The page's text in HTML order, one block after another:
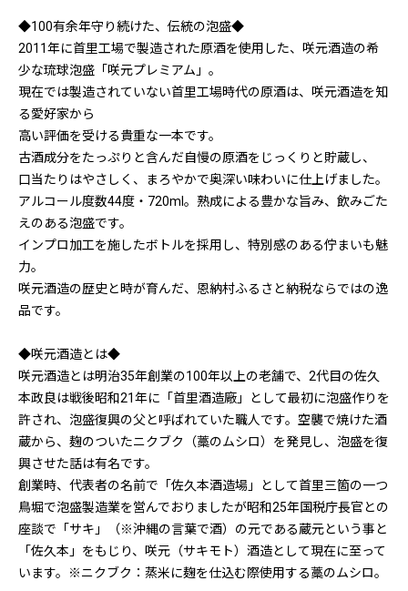
◆100有余年守り続けた、伝統の泡盛◆
2011年に首里工場で製造された原酒を使用した、咲元酒造の希
少な琉球泡盛「咲元プレミアム」。
現在では製造されていない首里工場時代の原酒は、咲元酒造を知
る愛好家から
高い評価を受ける貴重な一本です。
古酒成分をたっぷりと含んだ自慢の原酒をじっくりと貯蔵し、
口当たりはやさしく、まろやかで奥深い味わいに仕上げました。
アルコール度数44度・720ml。熟成による豊かな旨み、飲みごた
えのある泡盛です。
インプロ加工を施したボトルを採用し、特別感のある佇まいも魅
力。
咲元酒造の歴史と時が育んだ、恩納村ふるさと納税ならではの逸
品です。
◆咲元酒造とは◆
咲元酒造とは明治35年創業の100年以上の老舗で、2代目の佐久
本政良は戦後昭和21年に「首里酒造廠」として最初に泡盛作りを
許され、泡盛復興の父と呼ばれていた職人です。空襲で焼けた酒
蔵から、麹のついたニクブク（藁のムシロ）を発見し、泡盛を復
興させた話は有名です。
創業時、代表者の名前で「佐久本酒造場」として首里三箇の一つ
鳥堀で泡盛製造業を営んでおりましたが昭和25年国税庁長官との
座談で「サキ」（※沖縄の言葉で酒）の元である蔵元という事と
「佐久本」をもじり、咲元（サキモト）酒造として現在に至って
います。※ニクブク：蒸米に麹を仕込む際使用する藁のムシロ。